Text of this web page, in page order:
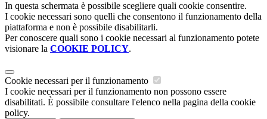
In questa schermata è possibile scegliere quali cookie consentire.
I cookie necessari sono quelli che consentono il funzionamento della
piattaforma e non è possibile disabilitarli.
Per conoscere quali sono i cookie necessari al funzionamento potete
visionare la COOKIE POLICY.
Cookie necessari per il funzionamento
I cookie necessari per il funzionamento non possono essere
disabilitati. È possibile consultare l'elenco nella pagina della cookie
policy.